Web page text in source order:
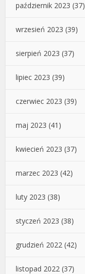
październik 2023 (37)
wrzesień 2023 (39)
sierpień 2023 (37)
lipiec 2023 (39)
czerwiec 2023 (39)
maj 2023 (41)
kwiecień 2023 (37)
marzec 2023 (42)
luty 2023 (38)
styczeń 2023 (38)
grudzień 2022 (42)
listopad 2022 (37)